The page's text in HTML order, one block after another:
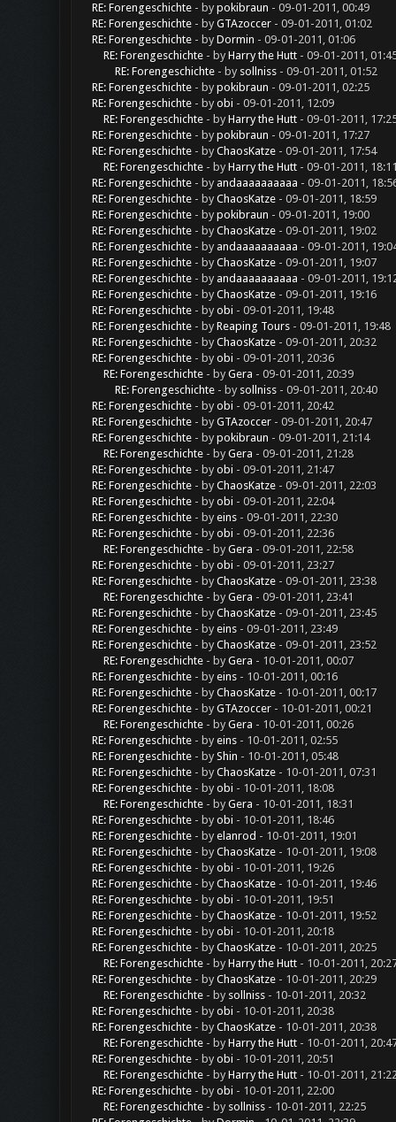
RE: Forengeschichte - bypokibraun - 09-01-2011, 00:49
RE: Forengeschichte - byGTAzoccer- 09-01-2011, 01:02
RE: Forengeschichte - byDormin - 09-01-2011, 01:06
RE: Forengeschichte - byHarry the Hutt- 09-01-2011,
RE: Forengeschichte - by sollniss- 09-01-2011, 01:52
RE: Forengeschichte - bypokibraun - 09-01-2011, 02:25
RE: Forengeschichte - byobi- 09-01-2011, 12:09
RE: Forengeschichte - byHarry the Hutt- 09-01-2011,
RE: Forengeschichte - bypokibraun - 09-01-2011, 17:27
RE: Forengeschichte - byChaosKatze- 09-01-2011, 17:54
RE: Forengeschichte - byHarry the Hutt- 09-01-2011, 18:11
RE: Forengeschichte - byandaaaaaaaaaa - 09-01-2011,
RE: Forengeschichte - byChaosKatze- 09-01-2011, 18:59
RE: Forengeschichte - bypokibraun - 09-01-2011, 19:00
RE: Forengeschichte - byChaosKatze- 09-01-2011, 19:02
RE: Forengeschichte - byandaaaaaaaaaa - 09-01-2011,
RE: Forengeschichte - byChaosKatze- 09-01-2011, 19:07
RE: Forengeschichte - byandaaaaaaaaaa - 09-01-2011,
RE: Forengeschichte - byChaosKatze- 09-01-2011, 19:16
RE: Forengeschichte - byobi- 09-01-2011, 19:48
RE: Forengeschichte - byReaping Tours- 09-01-2011, 19:48
RE: Forengeschichte - byChaosKatze- 09-01-2011, 20:32
RE: Forengeschichte - byobi- 09-01-2011, 20:36
RE: Forengeschichte - byGera - 09-01-2011, 20:39
RE: Forengeschichte - by sollniss- 09-01-2011, 20:40
RE: Forengeschichte - byobi- 09-01-2011, 20:42
RE: Forengeschichte - byGTAzoccer- 09-01-2011, 20:47
RE: Forengeschichte - bypokibraun - 09-01-2011, 21:14
RE: Forengeschichte - byGera - 09-01-2011, 21:28
RE: Forengeschichte - byobi- 09-01-2011, 21:47
RE: Forengeschichte - byChaosKatze- 09-01-2011, 22:03
RE: Forengeschichte - byobi- 09-01-2011, 22:04
RE: Forengeschichte - byeins- 09-01-2011, 22:30
RE: Forengeschichte - byobi- 09-01-2011, 22:36
RE: Forengeschichte - byGera - 09-01-2011, 22:58
RE: Forengeschichte - byobi- 09-01-2011, 23:27
RE: Forengeschichte - byChaosKatze- 09-01-2011, 23:38
RE: Forengeschichte - byGera - 09-01-2011, 23:41
RE: Forengeschichte - byChaosKatze- 09-01-2011, 23:45
RE: Forengeschichte - byeins- 09-01-2011, 23:49
RE: Forengeschichte - byChaosKatze- 09-01-2011, 23:52
RE: Forengeschichte - byGera - 10-01-2011, 00:07
RE: Forengeschichte - byeins- 10-01-2011, 00:16
RE: Forengeschichte - byChaosKatze- 10-01-2011, 00:17
RE: Forengeschichte - byGTAzoccer- 10-01-2011, 00:21
RE: Forengeschichte - byGera - 10-01-2011, 00:26
RE: Forengeschichte - byeins- 10-01-2011, 02:55
RE: Forengeschichte - byShin - 10-01-2011, 05:48
RE: Forengeschichte - byChaosKatze- 10-01-2011, 07:31
RE: Forengeschichte - byobi- 10-01-2011, 18:08
RE: Forengeschichte - byGera - 10-01-2011, 18:31
RE: Forengeschichte - byobi- 10-01-2011, 18:46
RE: Forengeschichte - byelanrod - 10-01-2011, 19:01
RE: Forengeschichte - byChaosKatze- 10-01-2011, 19:08
RE: Forengeschichte - byobi- 10-01-2011, 19:26
RE: Forengeschichte - byChaosKatze- 10-01-2011, 19:46
RE: Forengeschichte - byobi- 10-01-2011, 19:51
RE: Forengeschichte - byChaosKatze- 10-01-2011, 19:52
RE: Forengeschichte - byobi- 10-01-2011, 20:18
RE: Forengeschichte - byChaosKatze- 10-01-2011, 20:25
RE: Forengeschichte - byHarry the Hutt- 10-01-2011,
RE: Forengeschichte - byChaosKatze- 10-01-2011, 20:29
RE: Forengeschichte - by sollniss- 10-01-2011, 20:32
RE: Forengeschichte - byobi- 10-01-2011, 20:38
RE: Forengeschichte - byChaosKatze- 10-01-2011, 20:38
RE: Forengeschichte - byHarry the Hutt- 10-01-2011,
RE: Forengeschichte - byobi- 10-01-2011, 20:51
RE: Forengeschichte - byHarry the Hutt- 10-01-2011,
RE: Forengeschichte - byobi- 10-01-2011, 22:00
RE: Forengeschichte - by sollniss- 10-01-2011, 22:25